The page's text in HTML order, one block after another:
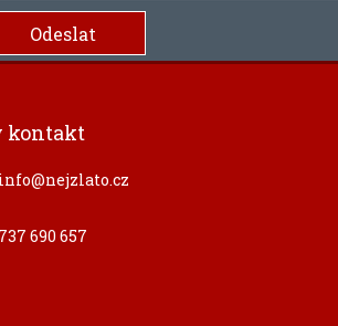
kontakt
info@nejzlato.cz
737 690 657